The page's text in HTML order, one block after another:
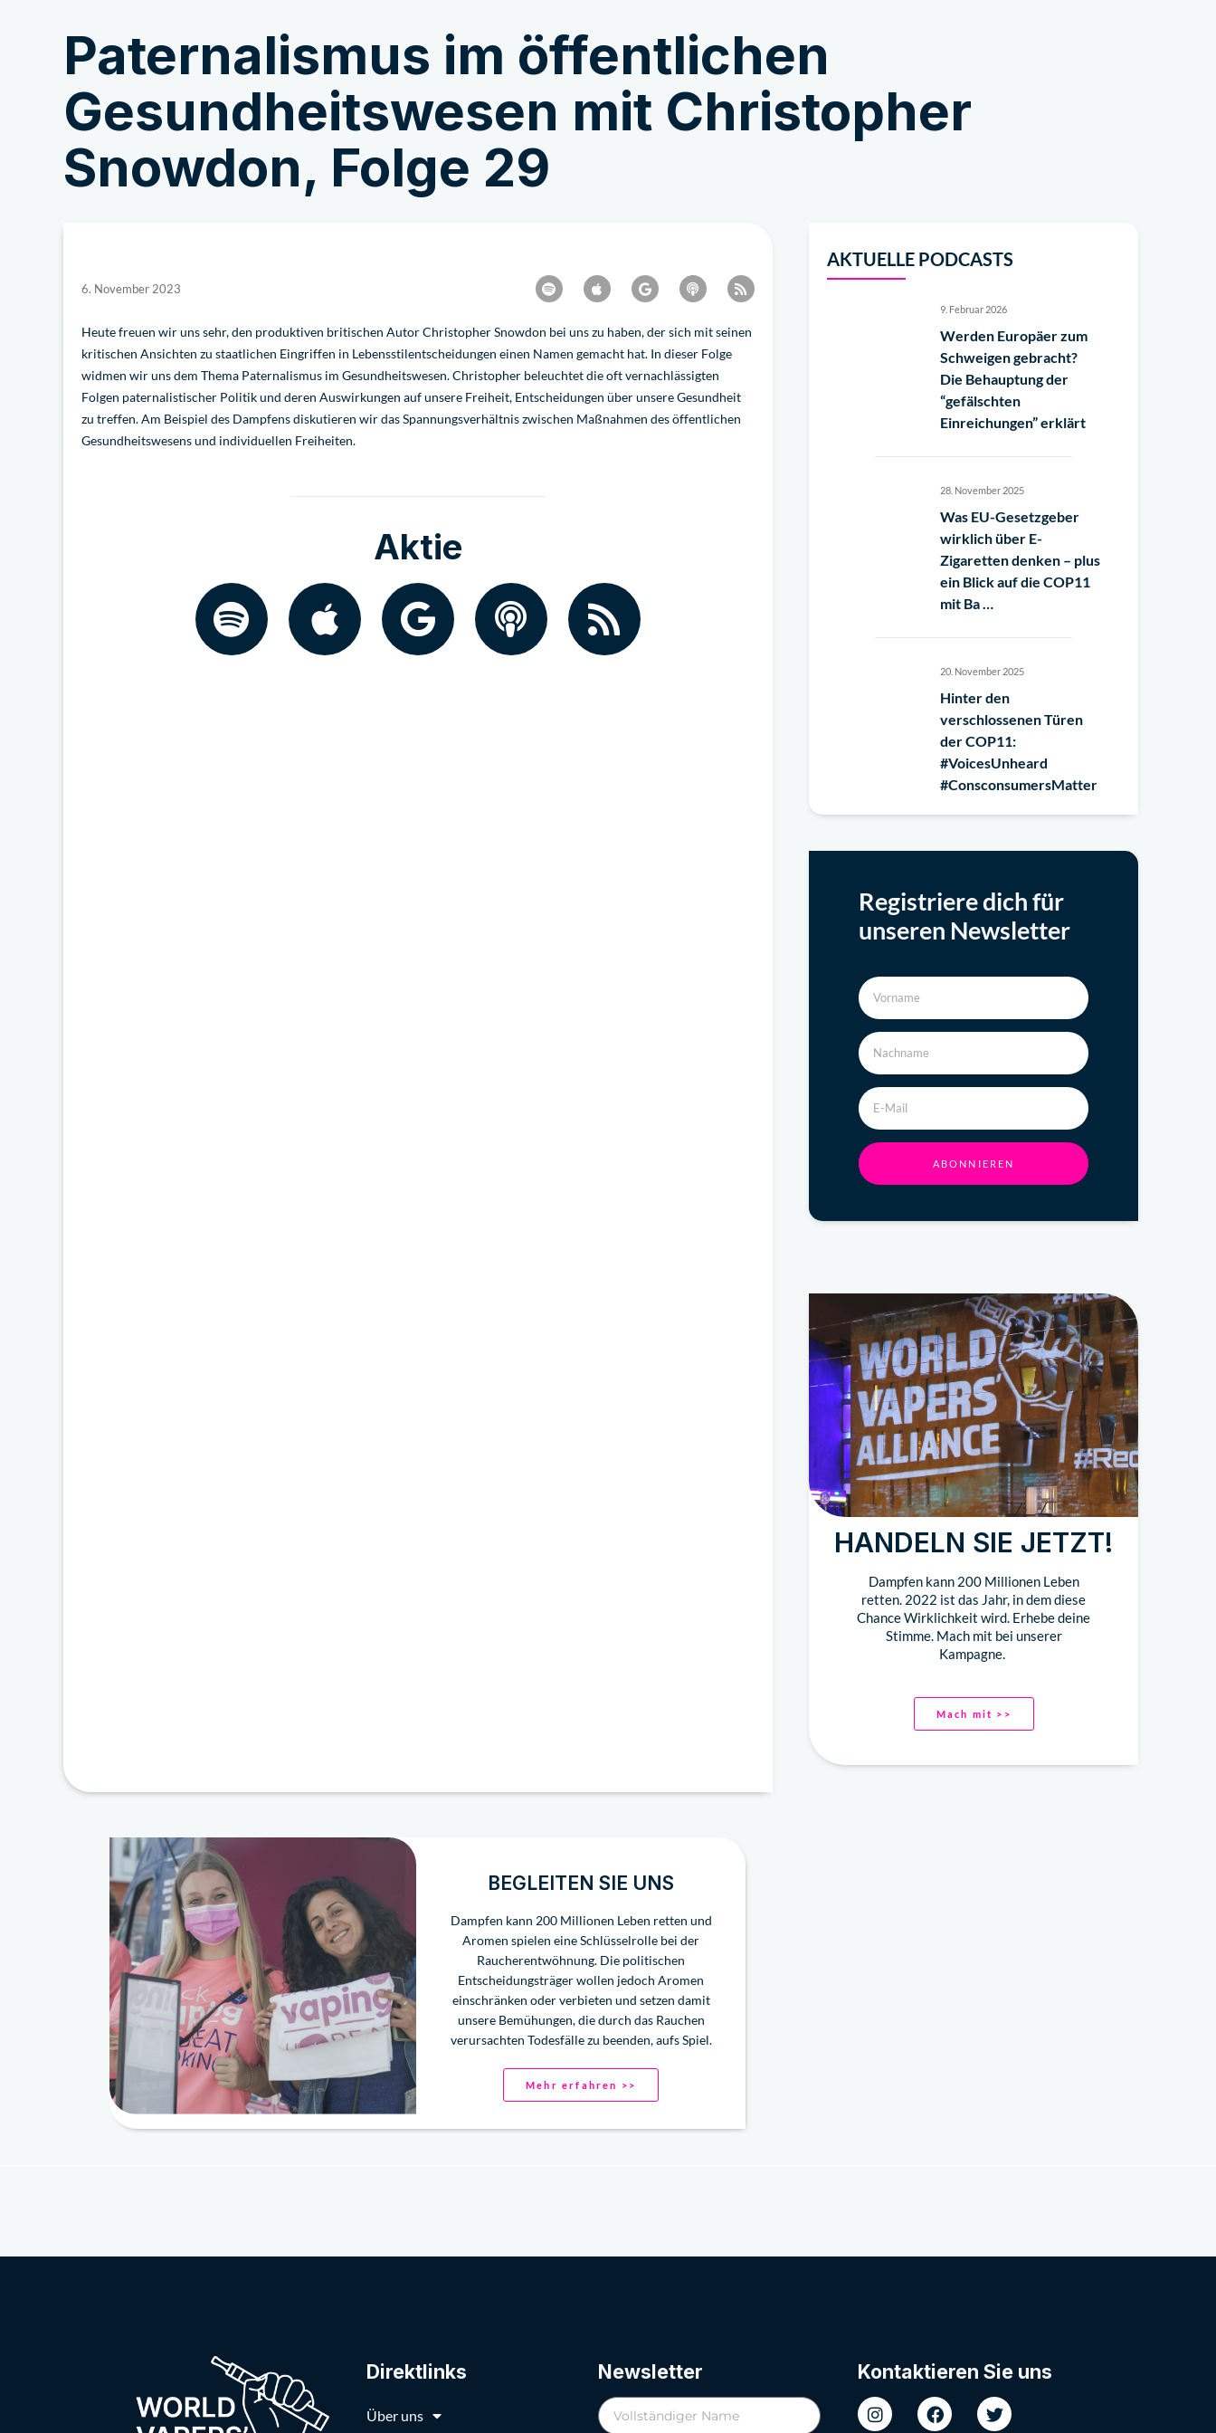
Über uns Machen Sie mit Nachrichten
Paternalismus im öffentlichen
Gesundheitswesen mit Christopher
Snowdon, Folge 29
6. November 2023
Heute freuen wir uns sehr, den produktiven britischen Autor Christopher Snowdon bei uns zu haben, der sich mit seinen
kritischen Ansichten zu staatlichen Eingriffen in Lebensstilentscheidungen einen Namen gemacht hat. In dieser Folge
widmen wir uns dem Thema Paternalismus im Gesundheitswesen. Christopher beleuchtet die oft vernachlässigten
Folgen paternalistischer Politik und deren Auswirkungen auf unsere Freiheit, Entscheidungen über unsere Gesundheit
zu treffen. Am Beispiel des Dampfens diskutieren wir das Spannungsverhältnis zwischen Maßnahmen des öffentlichen
Gesundheitswesens und individuellen Freiheiten.
Aktie
AKTUELLE PODCASTS
9. Februar 2026
Werden Europäer zum
Schweigen gebracht?
Die Behauptung der
“gefälschten
Einreichungen” erklärt
28. November 2025
Was EU-Gesetzgeber
wirklich über E-
Zigaretten denken – plus
ein Blick auf die COP11
mit Ba …
20. November 2025
Hinter den
verschlossenen Türen
der COP11:
#VoicesUnheard
#ConsconsumersMatter
Registriere dich für
unseren Newsletter
ABONNIEREN
HANDELN SIE JETZT!
Dampfen kann 200 Millionen Leben
retten. 2022 ist das Jahr, in dem diese
Chance Wirklichkeit wird. Erhebe deine
Stimme. Mach mit bei unserer
Kampagne.
Mach mit >>
BEGLEITEN SIE UNS
Dampfen kann 200 Millionen Leben retten und
Aromen spielen eine Schlüsselrolle bei der
Raucherentwöhnung. Die politischen
Entscheidungsträger wollen jedoch Aromen
einschränken oder verbieten und setzen damit
unsere Bemühungen, die durch das Rauchen
verursachten Todesfälle zu beenden, aufs Spiel.
Mehr erfahren >>
Direktlinks
Über uns
Newsletter Kontaktieren Sie uns